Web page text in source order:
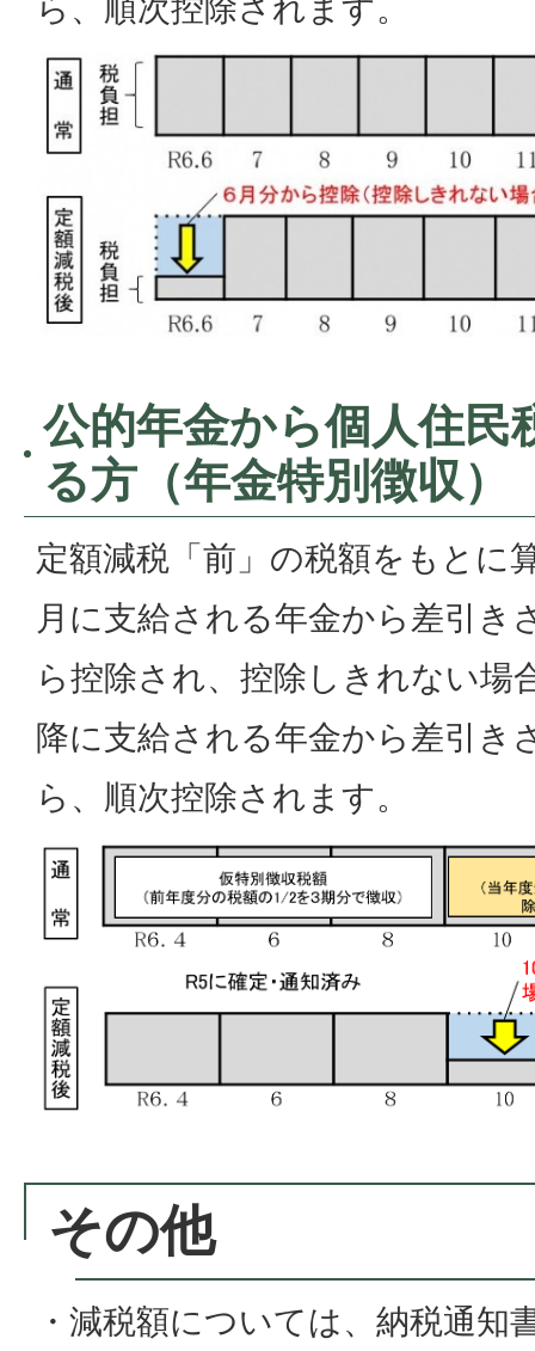
ら、順次控除されます。
公的年金から個人住民
る方（年金特別徴収）
定額減税「前」の税額をもとに
月に支給される年金から差引き
ら控除され、控除しきれない場
降に支給される年金から差引き
ら、順次控除されます。
その他
・減税額については、納税通知